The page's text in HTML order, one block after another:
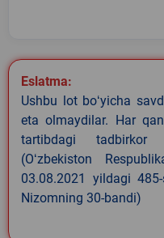
Eslatma:
Ushbu lot boʻyicha
eta olmaydilar. Har
tartibdagi
(Oʻzbekiston
03.08.2021 yildagi
Nizomning 30-bandi)